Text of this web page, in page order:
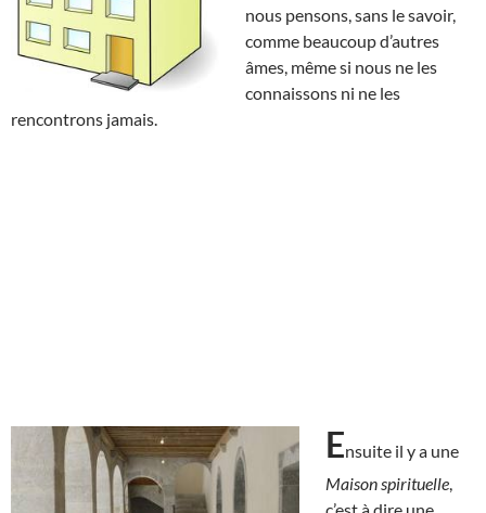
nous pensons, sans le savoir,
comme beaucoup d’autres
âmes, même si nous ne les
connaissons ni ne les
rencontrons jamais.
Ensuite il y a une
Maison spirituelle
c’est à dire une